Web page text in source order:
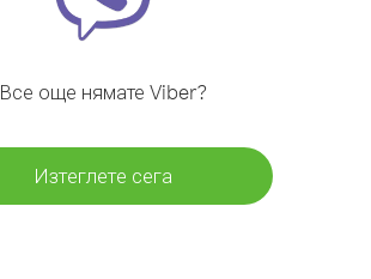
Все още нямате Viber?
Изтеглете сега